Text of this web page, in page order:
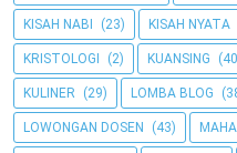
KISAH NABI (23) KISAH NYATA
KRISTOLOGI (2) KUANSING
KULINER (29) LOMBA BLOG
LOWONGAN DOSEN (43)